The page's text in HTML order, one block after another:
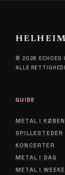
HELHEIM
© 2026 ECHOES
ALLE
GUIDE
METAL I
SPILLESTEDER
KONCERTER
METAL I DAG
METAL I